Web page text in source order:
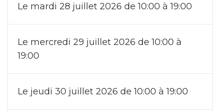
Le mardi 28 juillet 2026 de 10:00 à 19:00
Le mercredi 29 juillet 2026 de 10:00 à
19:00
Le jeudi 30 juillet 2026 de 10:00 à 19:00